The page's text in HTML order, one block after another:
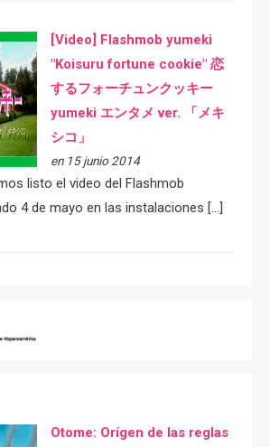
[Video] Flashmob yumeki
"Koisuru fortune cookie" 恋
するフォーチュンクッキー
yumeki エンタメ ver. 「メキ
シコ」
en 15 junio 2014
listo el video del Flashmob
4 de mayo en las instalaciones […]
Otome: Orígen de las reglas